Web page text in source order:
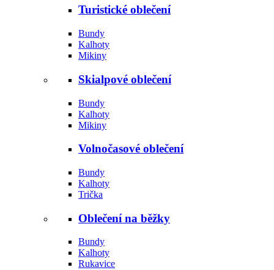
Turistické oblečení
Bundy
Kalhoty
Mikiny
Skialpové oblečení
Bundy
Kalhoty
Mikiny
Volnočasové oblečení
Bundy
Kalhoty
Trička
Oblečení na běžky
Bundy
Kalhoty
Rukavice